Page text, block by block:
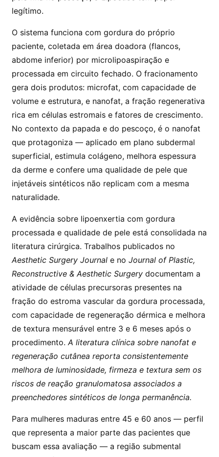
legítimo.
O sistema funciona com gordura do próprio
paciente, coletada em área doadora (flancos,
abdome inferior) por microlipoaspiração e
processada em circuito fechado. O fracionamento
gera dois produtos: microfat, com capacidade de
volume e estrutura, e nanofat, a fração regenerativa
rica em células estromais e fatores de crescimento.
No contexto da papada e do pescoço, é o nanofat
que protagoniza — aplicado em plano subdermal
superficial, estimula colágeno, melhora espessura
da derme e confere uma qualidade de pele que
injetáveis sintéticos não replicam com a mesma
naturalidade.
A evidência sobre lipoenxertia com gordura
processada e qualidade de pele está consolidada na
literatura cirúrgica. Trabalhos publicados no
Aesthetic Surgery Journal e no Journal of Plastic,
Reconstructive & Aesthetic Surgery documentam a
atividade de células precursoras presentes na
fração do estroma vascular da gordura processada,
com capacidade de regeneração dérmica e melhora
de textura mensurável entre 3 e 6 meses após o
procedimento.A literatura clínica sobre nanofat e
regeneração cutânea reporta consistentemente
melhora de luminosidade, firmeza e textura sem os
riscos de reação granulomatosa associados a
preenchedores sintéticos de longa permanência.
Para mulheres maduras entre 45 e 60 anos — perfil
que representa a maior parte das pacientes que
buscam essa avaliação — a região submental